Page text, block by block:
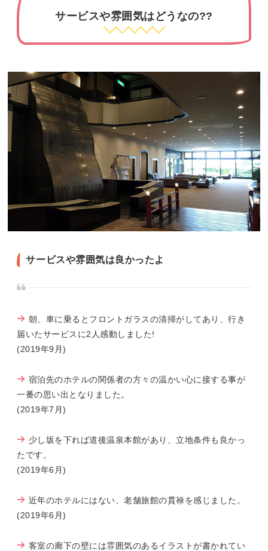
サービスや雰囲気はどうなの??
サービスや雰囲気は良かったよ
朝、車に乗るとフロントガラスの清掃がしてあり、行き
届いたサービスに2人感動しました!
(2019年9月)
宿泊先のホテルの関係者の方々の温かい心に接する事が
一番の思い出となりました。
(2019年7月)
少し坂を下れば道後温泉本館があり、立地条件も良かっ
たです。
(2019年6月)
近年のホテルにはない、老舗旅館の貫禄を感じました。
(2019年6月)
客室の廊下の壁には雰囲気のあるイラストが書かれてい